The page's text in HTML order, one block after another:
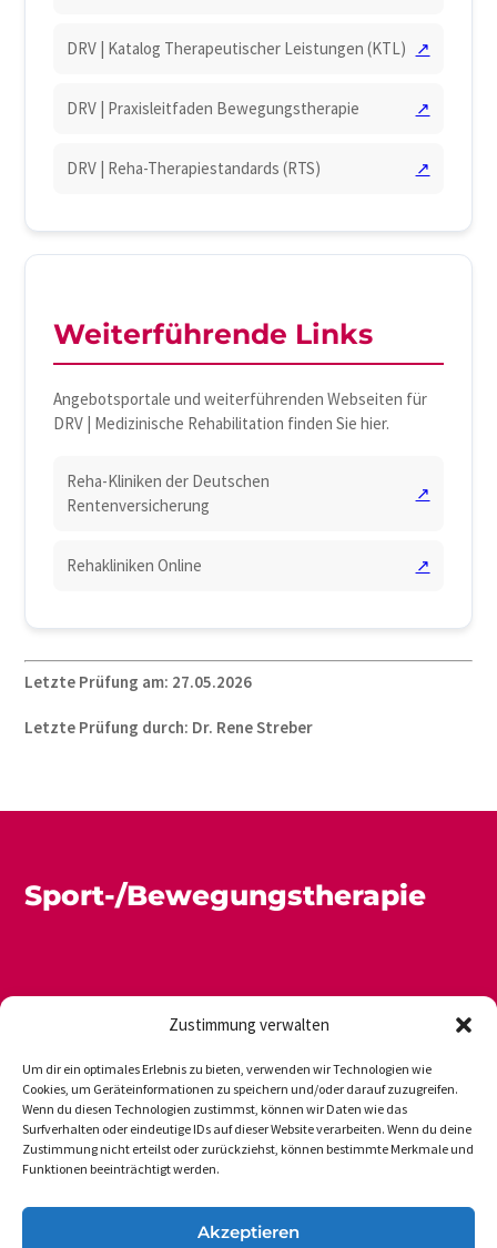
Zustimmung verwalten
Um dir ein optimales Erlebnis zu bieten, verwenden wir Technologien wie
Cookies, um Geräteinformationen zu speichern und/oder darauf zuzugreifen.
Wenn du diesen Technologien zustimmst, können wir Daten wie das
Surfverhalten oder eindeutige IDs auf dieser Website verarbeiten. Wenn du deine
Zustimmung nicht erteilst oder zurückziehst, können bestimmte Merkmale und
Funktionen beeinträchtigt werden.
Akzeptieren
DRV | Katalog Therapeutischer Leistungen (KTL) ↗
DRV | Praxisleitfaden Bewegungstherapie ↗
DRV | Reha-Therapiestandards (RTS) ↗
Weiterführende Links
Angebotsportale und weiterführenden Webseiten für
DRV | Medizinische Rehabilitation finden Sie hier.
Reha-Kliniken der Deutschen
Rentenversicherung
↗
Rehakliniken Online ↗
Letzte Prüfung am: 27.05.2026
Letzte Prüfung durch: Dr. Rene Streber
Sport-/Bewegungstherapie
DVGS E.V.-GESCHÄFTSSTELLE
Newsletter Datenschutz Impressum